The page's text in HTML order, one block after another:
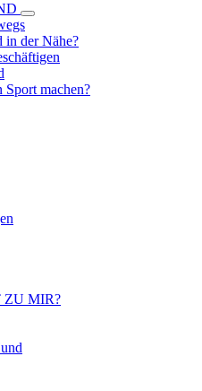
in der Nähe?
Sport machen?
ZU MIR?